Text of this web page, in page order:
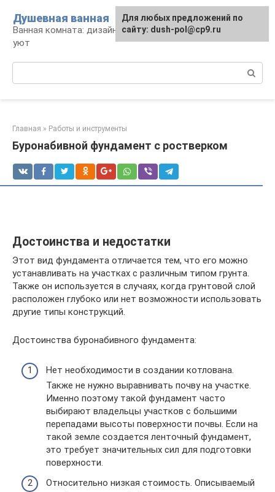
контенту
Душевная ванная
Ванная комната: дизайн, саноборудование,
уют
Главная » Работы и инструменты
Буронабивной фундамент с ростверком
Достоинства и недостатки
Этот вид фундамента отличается тем, что его можно
устанавливать на участках с различным типом грунта.
Также он используется в случаях, когда грунтовой слой
расположен глубоко или нет возможности использовать
другие типы конструкций.
Достоинства буронабивного фундамента:
Нет необходимости в создании котлована.
Также не нужно выравнивать почву на участке.
Именно поэтому такой фундамент часто
выбирают владельцы участков с большими
перепадами высоты поверхности почвы. Если на
такой земле создается ленточный фундамент,
это требует значительных сил для подготовки
поверхности.
Относительно низкая стоимость. Описываемый
Для любых предложений по
сайту: dush-pol@cp9.ru